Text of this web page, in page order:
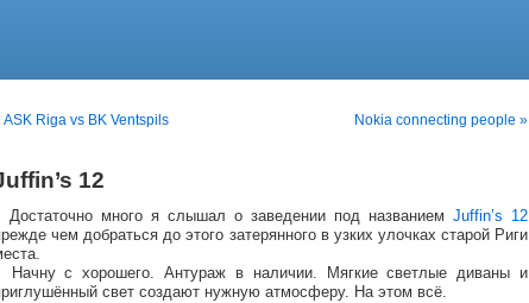
ASK Riga vs BK Ventspils Nokia connecting people »
12
много я слышал о заведении под названием Juffin’s 12
чем добраться до этого затерянного в узких улочках старой Риги
с хорошего. Антураж в наличии. Мягкие светлые диваны и
свет создают нужную атмосферу. На этом всё.